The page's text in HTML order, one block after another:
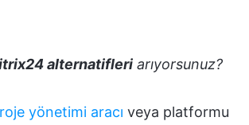
alternatifleri arıyorsunuz?
yönetimi aracı veya platformu